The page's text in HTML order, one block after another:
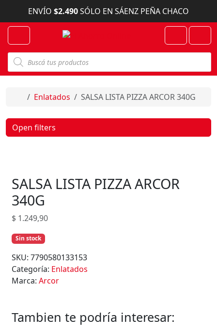
Skip to content
ENVÍO $2.490SÓLO EN SÁENZ PEÑA CHACO
B
s
q
d
Account
Cart
Home
Enlatados SALSA LISTA PIZZA ARCOR 340G
SALSA LISTA PIZZA ARCOR
340G
$ 1.249,90
Sin stock
SKU: 7790580133153
Categoría: Enlatados
Marca: Arcor
Tambien te podría interesar:
Open filters